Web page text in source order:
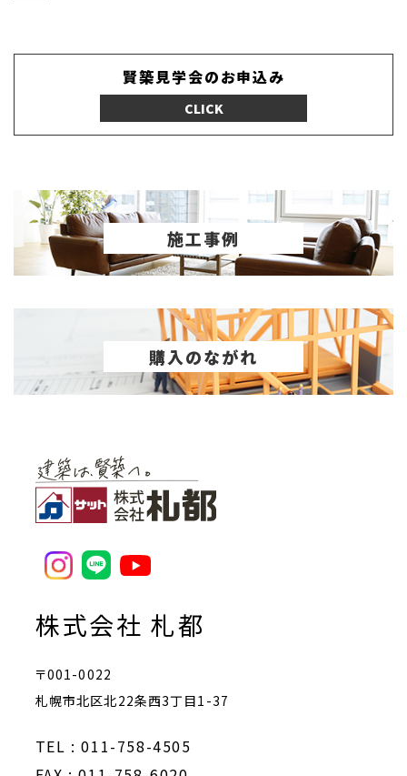
賢築見学会のお申込み
CLICK
施工事例
購入のながれ
株式会社 札都
〒001-0022
札幌市北区北22条西3丁目1-37
TEL : 011-758-4505